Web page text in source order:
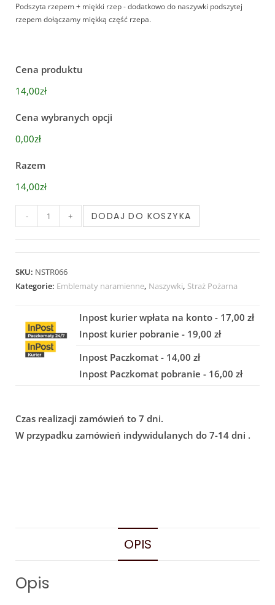
Podszyta rzepem + miękki rzep - dodatkowo do naszywki podszytej
rzepem dołączamy miękką część rzepa.
Cena produktu
14,00zł
Cena wybranych opcji
0,00zł
Razem
14,00zł
- + DODAJ DO KOSZYKA
SKU: NSTR066
Kategorie: Emblematy naramienne, Naszywki, Straż Pożarna
Inpost kurier wpłata na konto - 17,00 zł
Inpost kurier pobranie - 19,00 zł
Inpost Paczkomat - 14,00 zł
Inpost Paczkomat pobranie - 16,00 zł
Czas realizacji zamówień to 7 dni.
W przypadku zamówień indywidulanych do 7-14 dni .
OPIS
Opis